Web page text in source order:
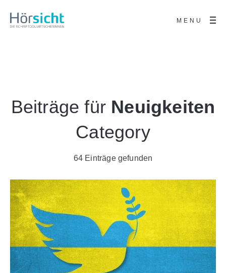
MENU
Beiträge für Neuigkeiten
Category
64 Einträge gefunden